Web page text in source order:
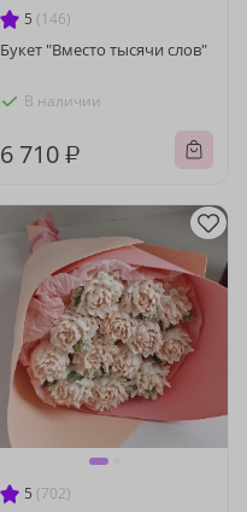
5 (146)
Букет "Вместо тысячи слов"
В наличии
6 710 ₽
5 (702)